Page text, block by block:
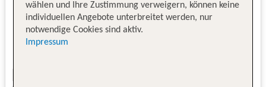
wählen und Ihre Zustimmung verweigern, können keine
individuellen Angebote unterbreitet werden, nur
notwendige Cookies sind aktiv.
Impressum